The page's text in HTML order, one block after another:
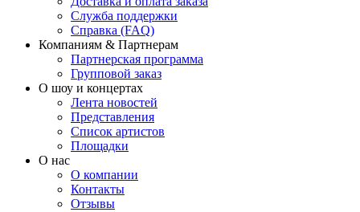
Служба поддержки
Справка (FAQ)
Компаниям & Партнерам
Партнерская программа
Групповой заказ
О шоу и концертах
Лента новостей
Представления
Список артистов
Площадки
О нас
О компании
Контакты
Отзывы